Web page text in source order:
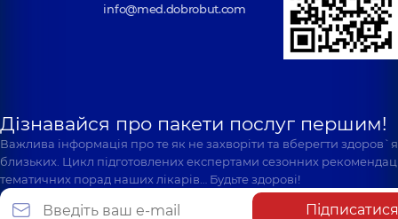
info@med.dobrobut.com
Дізнавайся про пакети послуг першим!
Важлива інформація про те як не захворіти та вберегти
близьких. Цикл підготовлених експертами сезонних
тематичних порад наших лікарів… Будьте здорові!
Підписатися